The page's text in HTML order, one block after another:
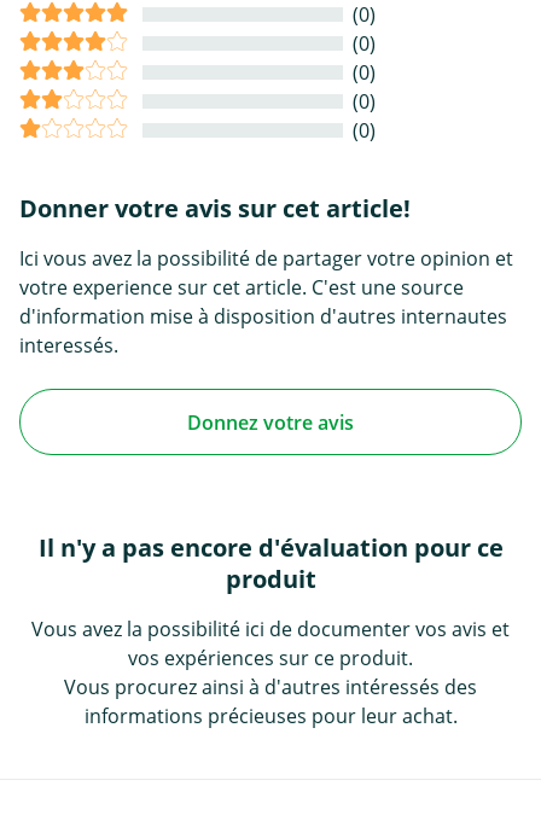
(0)
(0)
(0)
(0)
(0)
Donner votre avis sur cet article!
Ici vous avez la possibilité de partager votre opinion et
votre experience sur cet article. C'est une source
d'information mise à disposition d'autres internautes
interessés.
Donnez votre avis
Il n'y a pas encore d'évaluation pour ce
produit
Vous avez la possibilité ici de documenter vos avis et
vos expériences sur ce produit.
Vous procurez ainsi à d'autres intéressés des
informations précieuses pour leur achat.